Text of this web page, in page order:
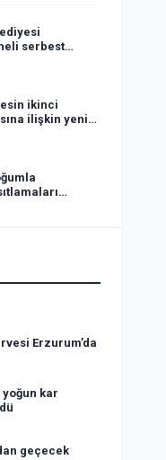
serbest
ikinci
ilişkin yeni
imzaladı
Erzurum’da
kar
geçecek